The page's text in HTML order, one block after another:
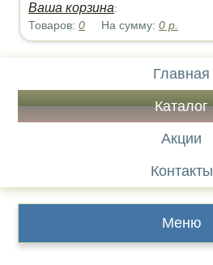
Ваша корзина:
Товаров:0 На сумму:0 р.
Главная
Каталог
Акции
Контакты
Меню